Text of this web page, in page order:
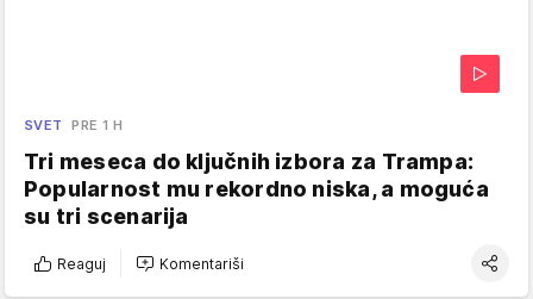
SVET PRE 1 H
Tri meseca do ključnih izbora za Trampa:
Popularnost mu rekordno niska, a moguća
su tri scenarija
Reaguj Komentariši